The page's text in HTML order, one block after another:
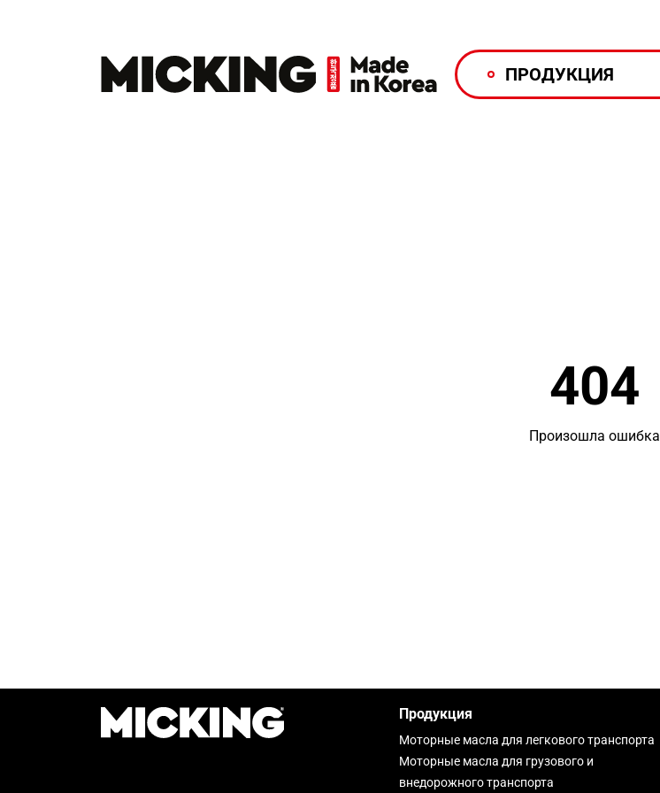
ПРОДУКЦИЯ
404
Произошла ошибка
Продукция
Моторные масла для легкового транспорта
Моторные масла для грузового и
внедорожного транспорта